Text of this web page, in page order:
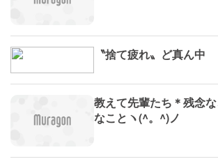
〝捨て疲れ〟ど真ん中
教えて先輩たち＊残念
なことヽ(^。^)ノ